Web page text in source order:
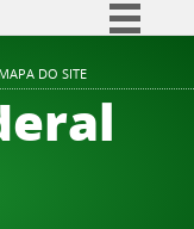
MAPA DO SITE
BR
Participe